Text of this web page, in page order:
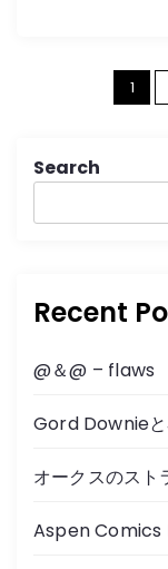
1
Search
Recent
@＆@ – flaws
Gord Downie
オークスのスト
Aspen Comics